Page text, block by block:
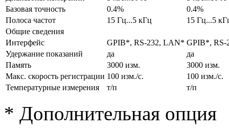
Базовая точность
0.4%
0.4%
Полоса частот
15 Гц...5 кГц
15 Гц...5
Общие сведения
Интерфейс
GPIB*, RS-232, LAN* GPIB*,
Удержание показаний
да
да
Память
3000 изм.
3000 изм.
Макс. скорость регистрации 100 изм./с.
100 изм./с.
Температурные измерения
т/п т/п
* Дополнительная опция